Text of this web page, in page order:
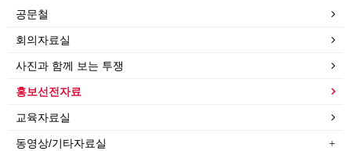
공문철
회의자료실
사진과 함께 보는 투쟁
홍보선전자료
교육자료실
동영상/기타자료실